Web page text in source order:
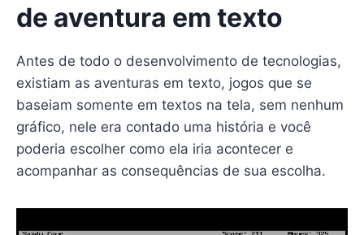
de aventura em texto
Antes de todo o desenvolvimento de tecnologias,
existiam as aventuras em texto, jogos que se
baseiam somente em textos na tela, sem nenhum
gráfico, nele era contado uma história e você
poderia escolher como ela iria acontecer e
acompanhar as consequências de sua escolha.